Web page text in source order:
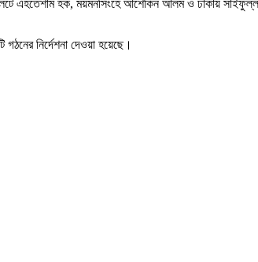
এহতেশাম হক, ময়মনসিংহে আশেকিন আলম ও ঢাকায়
নির্দেশনা দেওয়া হয়েছে।